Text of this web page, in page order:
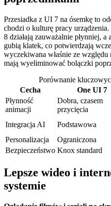
Przesiadka z UI 7 na ósemkę to
chodzi o kulturę pracy
8 działają zauważalnie płynniej,
gubią klatek, co potwierdzają
wyczekiwana właśnie ze
mają wyeliminować bolączki
Porównanie
Cecha
One UI 7
Płynność
animacji
Dobra, czasem
przycięcia
Integracja AI Podstawowa
Personalizacja
Ograniczona
Bezpieczeństwo Knox standard
Lepsze wideo i
systemie